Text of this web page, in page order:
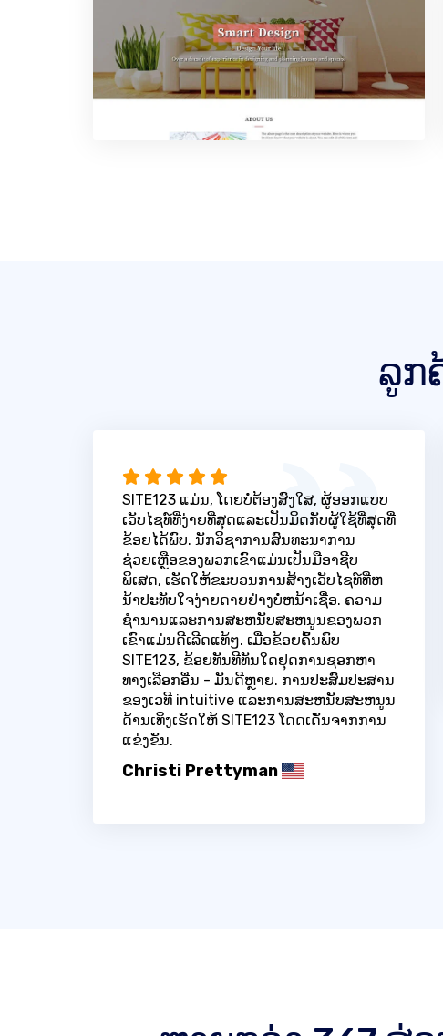
ລູກ
SITE123 ແມ່ນ, ໂດຍບໍ່ຕ້ອງສົງໃສ, ຜູ້ອອກແບບ
ເວັບໄຊທ໌ທີ່ງ່າຍທີ່ສຸດແລະເປັນມິດກັບຜູ້ໃຊ້ທີ່ສຸດທີ່
ຂ້ອຍໄດ້ພົບ. ນັກວິຊາການສົນທະນາການ
ຊ່ວຍເຫຼືອຂອງພວກເຂົາແມ່ນເປັນມືອາຊີບ
ພິເສດ, ເຮັດໃຫ້ຂະບວນການສ້າງເວັບໄຊທ໌ທີ່ຫ
ນ້າປະທັບໃຈງ່າຍດາຍຢ່າງບໍ່ຫນ້າເຊື່ອ. ຄວາມ
ຊໍານານແລະການສະຫນັບສະຫນູນຂອງພວກ
ເຂົາແມ່ນດີເລີດແທ້ໆ. ເມື່ອຂ້ອຍຄົ້ນພົບ
SITE123, ຂ້ອຍທັນທີທັນໃດຢຸດການຊອກຫາ
ທາງເລືອກອື່ນ - ມັນດີຫຼາຍ. ການປະສົມປະສານ
ຂອງເວທີ intuitive ແລະການສະຫນັບສະຫນູນ
ດ້ານເທິງເຮັດໃຫ້ SITE123 ໂດດເດັ່ນຈາກການ
ແຂ່ງຂັນ.
Christi Prettyman